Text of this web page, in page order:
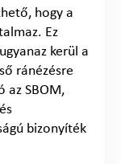
hogy a
Ez
kerül a
ránézésre
az SBOM,
bizonyíték